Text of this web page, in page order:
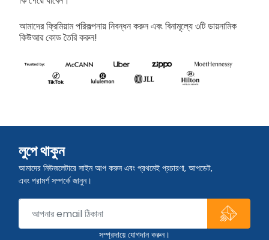
আমাদের ফ্রিমিয়াম পরিকল্পনায় নিবন্ধন করুন এবং বিনামূল্যে ৩টি ডায়নামিক
কিউআর কোড তৈরি করুন!
লুপে থাকুন
আমাদের নিউজলেটারে সাইন আপ করুন এবং প্রথমেই প্রচারণা, আপডেট,
এবং পরামর্শ সম্পর্কে জানুন।
সম্প্রদায়ে যোগদান করুন।